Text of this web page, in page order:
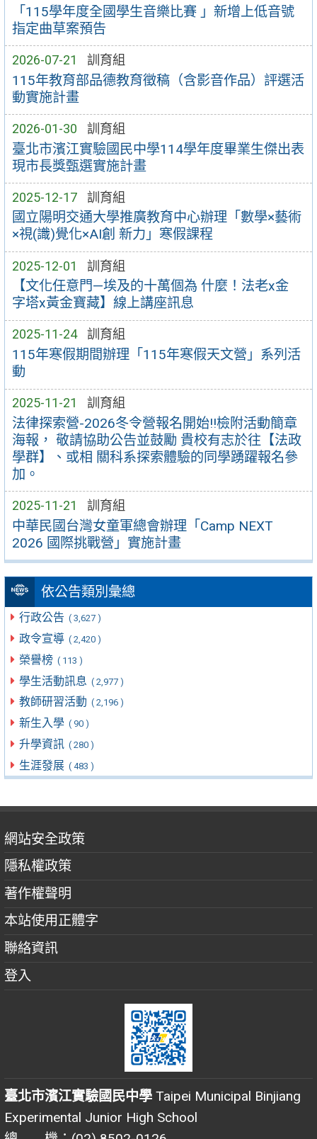
「115學年度全國學生音樂比賽 」新增上低音號
指定曲草案預告
2026-07-21 訓育組
115年教育部品德教育徵稿（含影音作品）評選活
動實施計畫
2026-01-30 訓育組
臺北市濱江實驗國民中學114學年度畢業生傑出表
現市長獎甄選實施計畫
2025-12-17 訓育組
國立陽明交通大學推廣教育中心辦理「數學×藝術
×視(識)覺化×AI創 新力」寒假課程
2025-12-01 訓育組
【文化任意門—埃及的十萬個為 什麼！法老x金
字塔x黃金寶藏】線上講座訊息
2025-11-24 訓育組
115年寒假期間辦理「115年寒假天文營」系列活
動
2025-11-21 訓育組
法律探索營-2026冬令營報名開始!!檢附活動簡章
海報， 敬請協助公告並鼓勵 貴校有志於往【法政
學群】、或相 關科系探索體驗的同學踴躍報名參
加。
2025-11-21 訓育組
中華民國台灣女童軍總會辦理「Camp NEXT
2026 國際挑戰營」實施計畫
依公告類別彙總
行政公告 ( 3,627 )
政令宣導 ( 2,420 )
榮譽榜 ( 113 )
學生活動訊息 ( 2,977 )
教師研習活動 ( 2,196 )
新生入學 ( 90 )
升學資訊 ( 280 )
生涯發展 ( 483 )
網站安全政策
隱私權政策
著作權聲明
本站使用正體字
聯絡資訊
登入
臺北市濱江實驗國民中學 Taipei Municipal Binjiang
Experimental Junior High School